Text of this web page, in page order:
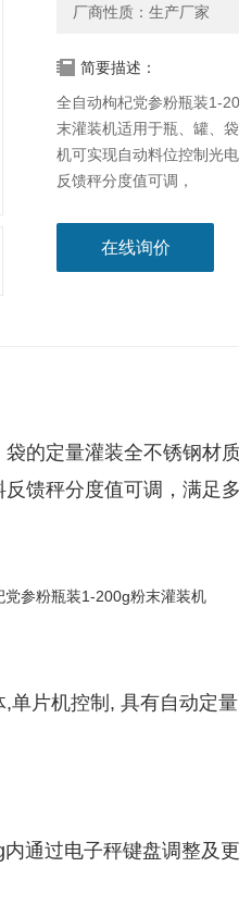
厂商性质：生产厂家
简要描述：
全自动枸杞党参粉瓶装1-
末灌装机适用于瓶、罐、
机可实现自动料位控制光
反馈秤分度值可调，
在线询价
的定量灌装全不锈钢材
馈秤分度值可调，满足
片机控制, 具有自动定
通过电子秤键盘调整及